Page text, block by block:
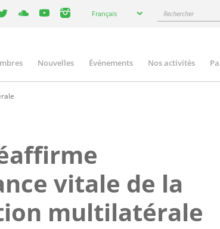
your
Français Rechercher
Nouvelles Événements Nos activités
vitale de la
multilatérale